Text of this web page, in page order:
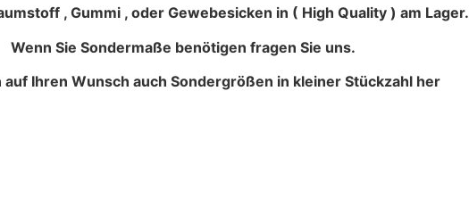
, Gummi , oder Gewebesicken in ( High Quality ) am Lager.
Wenn Sie Sondermaße benötigen fragen Sie uns.
Ihren Wunsch auch Sondergrößen in kleiner Stückzahl her